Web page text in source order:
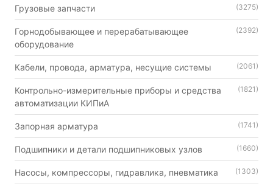
Грузовые запчасти (3275)
Горнодобывающее и перерабатывающее
оборудование
(2392)
Кабели, провода, арматура, несущие системы (2061)
Контрольно-измерительные приборы и средства
автоматизации КИПиА
(1821)
Запорная арматура (1741)
Подшипники и детали подшипниковых узлов (1660)
Насосы, компрессоры, гидравлика, пневматика (1303)